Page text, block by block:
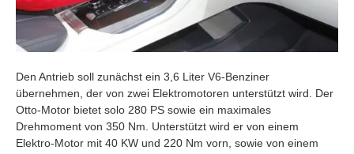
Den Antrieb soll zunächst ein 3,6 Liter V6-Benziner
übernehmen, der von zwei Elektromotoren unterstützt wird. Der
Otto-Motor bietet solo 280 PS sowie ein maximales
Drehmoment von 350 Nm. Unterstützt wird er von einem
Elektro-Motor mit 40 KW und 220 Nm vorn, sowie von einem